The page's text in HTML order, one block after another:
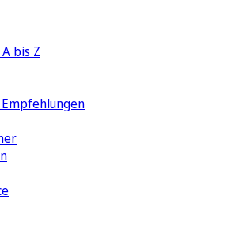
bis Z